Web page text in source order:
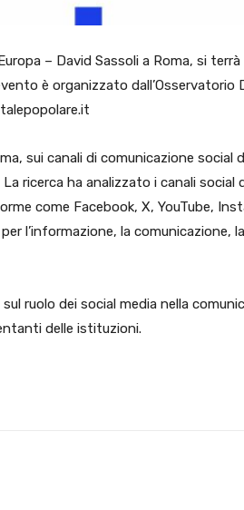
– David Sassoli a Roma, si terrà
è organizzato dall’Osservatorio
sui canali di comunicazione social
ricerca ha analizzato i canali
come Facebook, X, YouTube,
l’informazione, la comunicazione, la
ruolo dei social media nella
delle istituzioni.